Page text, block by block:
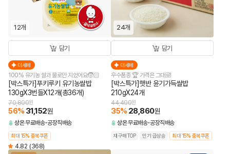
12개
담기
더세페
100% 유기농 쌀과 물로만 지었어요🧒🏻
[박스특가]푸키루키 유기농쌀밥
130gX3번들X12개(총36개)
70,800원
56% 31,152원
상온무료배송 공장직배송
최대 15% 중복쿠폰
4.82 (368)
24개
담기
더세페
우수품종 🏆 가격은 그대로!
[박스특가]햇반 윤기가득쌀밥
210gX24개
44,400원
35% 28,860원
상온무료배송 공장직배송
재구매TOP 인기 급상승 최대 15% 중복쿠폰